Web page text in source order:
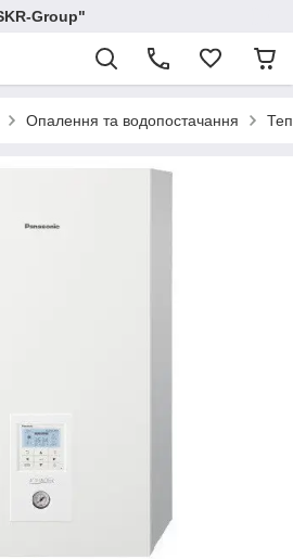
Group"
Опалення та водопостачання